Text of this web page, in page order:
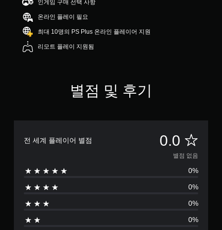
인게임 구매 선택 사항
온라인 플레이 필요
최대 10명의 PS Plus 온라인 플레이어 지원
리모트 플레이 지원됨
별점 및 후기
전 세계 플레이어 별점 0.0 별
점
없
음
별점 없음
0%
0%
0%
0%